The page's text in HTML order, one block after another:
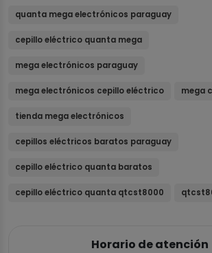
quanta mega electrónicos paraguay
cepillo eléctrico quanta mega
mega electrónicos paraguay
mega electrónicos cepillo eléctrico mega
tienda mega electrónicos
cepillos eléctricos baratos paraguay
cepillo eléctrico quanta baratos
cepillo eléctrico quanta qtcst8000
Horario de atención